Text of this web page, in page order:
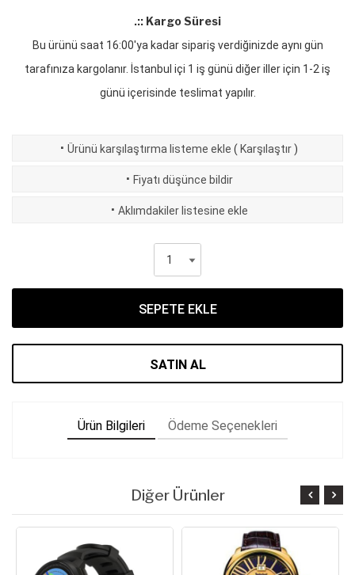
.:: Kargo Süresi
Bu ürünü saat 16:00'ya kadar sipariş verdiğinizde aynı gün
tarafınıza kargolanır. İstanbul içi 1 iş günü diğer iller için 1-2 iş
günü içerisinde teslimat yapılır.
· Ürünü karşılaştırma listeme ekle ( Karşılaştır )
· Fiyatı düşünce bildir
· Aklımdakiler listesine ekle
SEPETE EKLE
SATIN AL
Ürün Bilgileri Ödeme Seçenekleri
Diğer Ürünler